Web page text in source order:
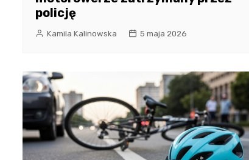
policję
Kamila Kalinowska 5 maja 2026